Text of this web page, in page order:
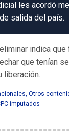
les acordó
salida del país.
indica
que tenían
liberación.
, Otros
imputados